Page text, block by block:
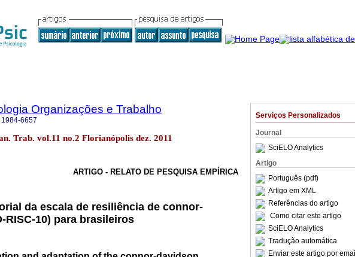
Serviços Personalizados
Journal
SciELO Analytics
Artigo
Português (pdf)
Artigo em XML
Referências do artigo
Como citar este artigo
SciELO Analytics
Tradução automática
Enviar este artigo por email
Organizações e Trabalho
1984-6657
Trab. vol.11 no.2 Florianópolis dez. 2011
ARTIGO - RELATO DE PESQUISA EMPÍRICA
da escala de resiliência de connor-
RISC-10) para brasileiros